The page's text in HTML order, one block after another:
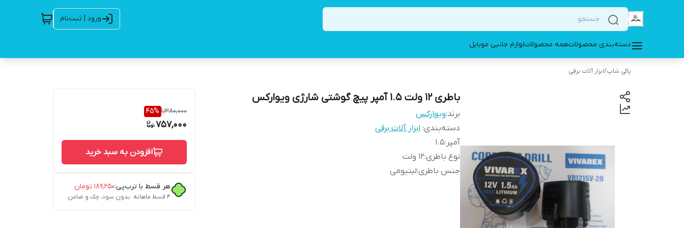
ورود | ثبت‌نام
دسته‌بندی محصولاتهمه محصولاتلوازم جانبی موبایل
پاکی شاپ/ابزار آلات برقی
باطری 12 ولت 1.5 آمپر پیچ گوشتی شارژی ویوارکس
برند:ویوارکس
دسته‌بندی: ابزار آلات برقی
آمپر :
1.5
نوع باطری:12 ولت
جنس باطری:لیتیومی
1,380,000
45%
757,000
افزودن به سبد خرید
هر قسط با ترب‌پی:۱۸۹٬۲۵۰ تومان
۴ قسط ماهانه. بدون سود، چک و ضامن.